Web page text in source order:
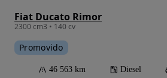
Fiat Ducato Rimor
2300 cm3 • 140 cv
Promovido
46 563 km Diesel